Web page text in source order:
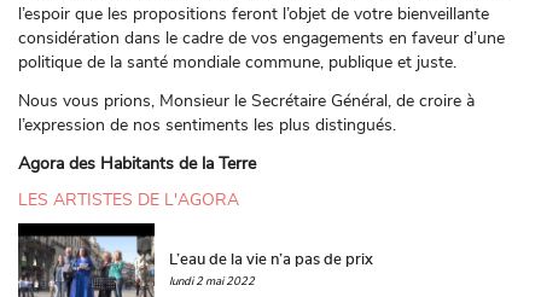
l’espoir que les propositions feront l’objet de votre bienveillante
considération dans le cadre de vos engagements en faveur d’une
politique de la santé mondiale commune, publique et juste.
Nous vous prions, Monsieur le Secrétaire Général, de croire à
l’expression de nos sentiments les plus distingués.
Agora des Habitants de la Terre
LES ARTISTES DE L'AGORA
L’eau de la vie n’a pas de prix
lundi 2 mai 2022